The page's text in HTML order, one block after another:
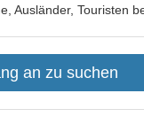
Ausländer, Touristen